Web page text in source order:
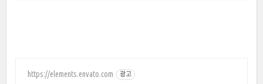
https://elements.envato.com 광고